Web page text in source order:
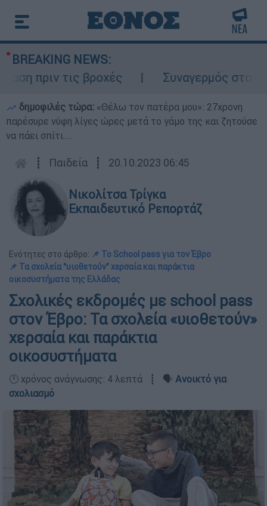
BREAKING NEWS:
τις βροχές
Συναγερμός στον
δημοφιλές τώρα: «Θέλω τον πατέρα μου»: 27χρονη
παρέσυρε νύφη λίγες ώρες μετά το γάμο της και ζητούσε
να πάει σπίτι...
┋ Παιδεία ┋ 20.10.2023 06:45
Νικολίτσα Τρίγκα
Εκπαιδευτικό Ρεπορτάζ
Ενότητες στο άρθρο: 📌 Το School pass για τον Έβρο
📌 Τα σχολεία “υιοθετούν” χερσαία και παράκτια
οικοσυστήματα της Ελλάδας
Σχολικές εκδρομές με school pass
στον Έβρο: Τα σχολεία «υιοθετούν»
χερσαία και παράκτια
οικοσυστήματα
🕛 χρόνος ανάγνωσης: 4 λεπτά ┋ 🗣️ Ανοικτό για
σχολιασμό